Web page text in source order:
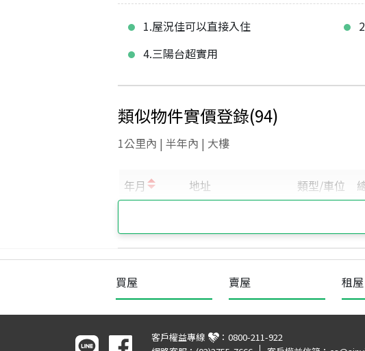
1.屋況佳可以直接入住
4.三陽台超實用
類似物件實價登錄(94)
1公里內 | 半年內 | 大樓
買屋 賣屋 租屋
客戶權益專線 ： 0800-211-922